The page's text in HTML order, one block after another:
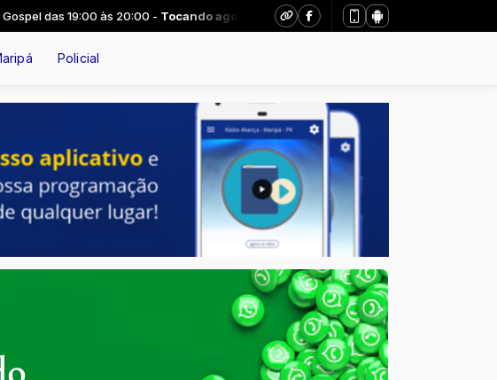
das 19:00 às 20:00 -Tocando agora: Louvor sertanejo - Parte 5
Policial